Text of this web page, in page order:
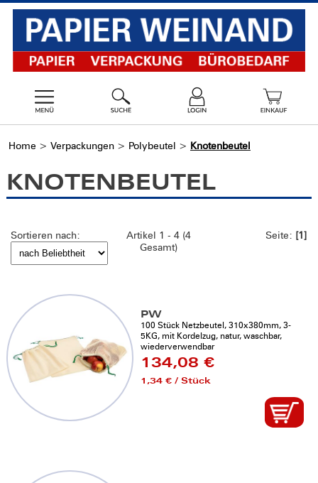
Home > Verpackungen > Polybeutel > Knotenbeutel
KNOTENBEUTEL
Sortieren nach:
Artikel 1 - 4 (4
Gesamt)
Seite: [1]
PW
100 Stück Netzbeutel, 310x380mm, 3-
5KG, mit Kordelzug, natur, waschbar,
wiederverwendbar
134,08 €
1,34 € / Stück